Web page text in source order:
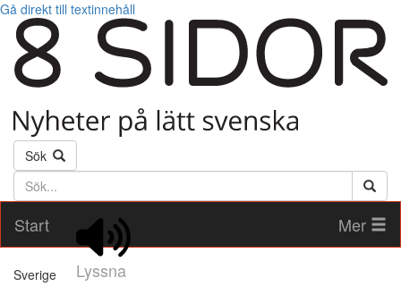
Gå direkt till textinnehåll
Sök
Söktext
Start
Lyssna
Mer
Sverige